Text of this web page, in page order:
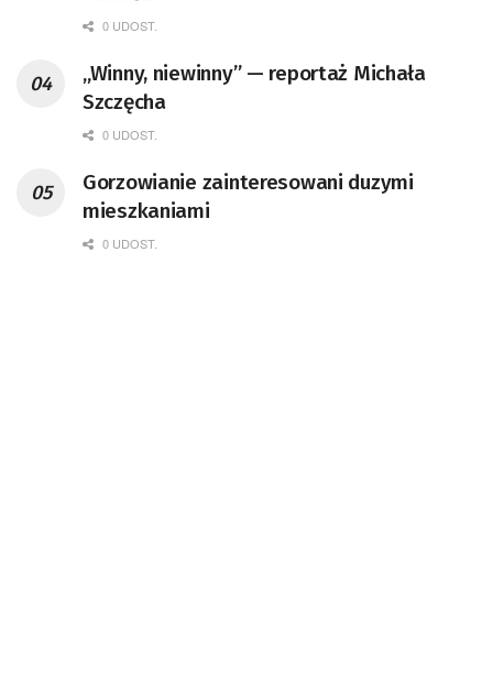
0 UDOST.
„Winny, niewinny” — reportaż Michała
Szczęcha
0 UDOST.
Gorzowianie zainteresowani duzymi
mieszkaniami
0 UDOST.